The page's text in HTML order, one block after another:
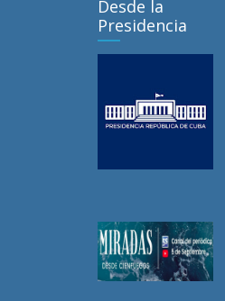
Desde la
Presidencia